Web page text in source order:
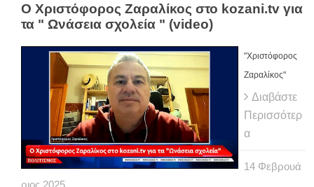
O Χριστόφορος Ζαραλίκος στο kozani.tv για
τα " Ωνάσεια σχολεία " (video)
"Χριστόφορος
Ζαραλίκος"
Διαβάστε
Περισσότερ
α
14 Φεβρουά
ριος 2025